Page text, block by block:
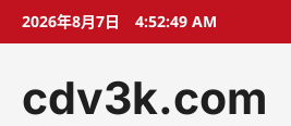
2026年8月7日 4:52:50 AM
cdv3k.com